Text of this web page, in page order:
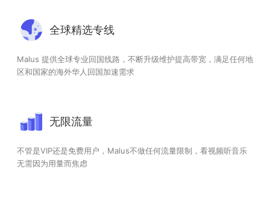
全球精选专线
Malus 提供全球专业回国线路，不断升级维护提高带宽，满足任何地
区和国家的海外华人回国加速需求
无限流量
不管是VIP还是免费用户，Malus不做任何流量限制，看视频听音乐
无需因为用量而焦虑